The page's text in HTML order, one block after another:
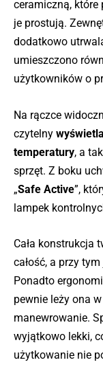
ceramiczną, które
je prostują.
dodatkowo
umieszczono
użytkowników o
Na rączce
czytelny
temperatury, a
sprzęt. Z boku
„Safe Active”,
lampek
Cała konstrukcja
całość, a przy
Ponadto
pewnie leży ona
manewrowanie.
wyjątkowo lekki,
użytkowanie nie